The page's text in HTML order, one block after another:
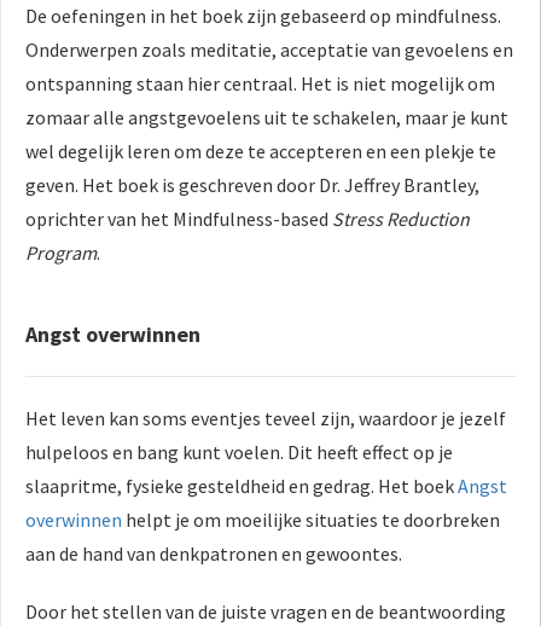
De oefeningen in het boek zijn gebaseerd op mindfulness.
Onderwerpen zoals meditatie, acceptatie van gevoelens en
ontspanning staan hier centraal. Het is niet mogelijk om
zomaar alle angstgevoelens uit te schakelen, maar je kunt
wel degelijk leren om deze te accepteren en een plekje te
geven. Het boek is geschreven door Dr. Jeffrey Brantley,
oprichter van het Mindfulness-based Stress Reduction
Program.
Angst overwinnen
Het leven kan soms eventjes teveel zijn, waardoor je jezelf
hulpeloos en bang kunt voelen. Dit heeft effect op je
slaapritme, fysieke gesteldheid en gedrag. Het boekAngst
overwinnen helpt je om moeilijke situaties te doorbreken
aan de hand van denkpatronen en gewoontes.
Door het stellen van de juiste vragen en de beantwoording